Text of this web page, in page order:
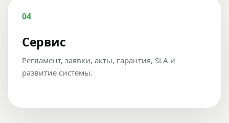
04
Сервис
Регламент, заявки, акты, гарантия, SLA и
развитие системы.